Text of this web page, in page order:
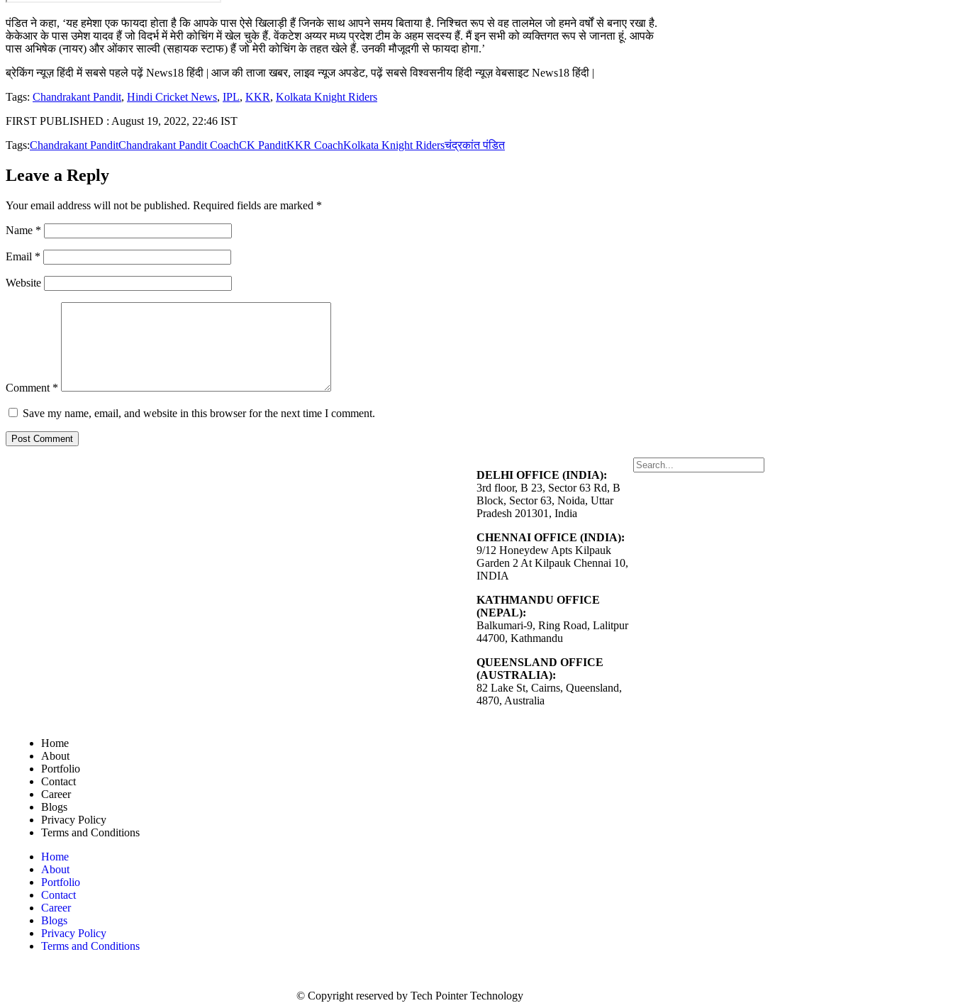
पंडित ने कहा, ‘यह हमेशा एक फायदा होता है कि आपके पास ऐसे खिलाड़ी हैं जिनके साथ आपने समय बिताया है. निश्चित रूप से वह तालमेल जो हमने वर्षों से बनाए रखा है.
केकेआर के पास उमेश यादव हैं जो विदर्भ में मेरी कोचिंग में खेल चुके हैं. वेंकटेश अय्यर मध्य प्रदेश टीम के अहम सदस्य हैं. मैं इन सभी को व्यक्तिगत रूप से जानता हूं. आपके
पास अभिषेक (नायर) और ओंकार साल्वी (सहायक स्टाफ) हैं जो मेरी कोचिंग के तहत खेले हैं. उनकी मौजूदगी से फायदा होगा.’
ब्रेकिंग न्यूज़ हिंदी में सबसे पहले पढ़ें News18 हिंदी | आज की ताजा खबर, लाइव न्यूज अपडेट, पढ़ें सबसे विश्वसनीय हिंदी न्यूज़ वेबसाइट News18 हिंदी |
Tags: Chandrakant Pandit, Hindi Cricket News, IPL, KKR, Kolkata Knight Riders
FIRST PUBLISHED : August 19, 2022, 22:46 IST
Tags:Chandrakant PanditChandrakant Pandit CoachCK PanditKKR CoachKolkata Knight Ridersचंद्रकांत पंडित
Leave a Reply
Your email address will not be published. Required fields are marked *
Name *
Email *
Website
Comment *
Save my name, email, and website in this browser for the next time I comment.
DELHI OFFICE (INDIA):
3rd floor, B 23, Sector 63 Rd, B
Block, Sector 63, Noida, Uttar
Pradesh 201301, India
CHENNAI OFFICE (INDIA):
9/12 Honeydew Apts Kilpauk
Garden 2 At Kilpauk Chennai 10,
INDIA
KATHMANDU OFFICE
(NEPAL):
Balkumari-9, Ring Road, Lalitpur
44700, Kathmandu
QUEENSLAND OFFICE
(AUSTRALIA):
82 Lake St, Cairns, Queensland,
4870, Australia
Home
About
Portfolio
Contact
Career
Blogs
Privacy Policy
Terms and Conditions
Home
About
Portfolio
Contact
Career
Blogs
Privacy Policy
Terms and Conditions
© Copyright reserved by Tech Pointer Technology